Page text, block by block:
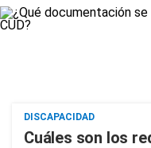
DISCAPACIDAD
Cuáles son los